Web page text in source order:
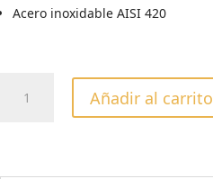
Acero inoxidable AISI 420
PUSHER
Añadir al carrito